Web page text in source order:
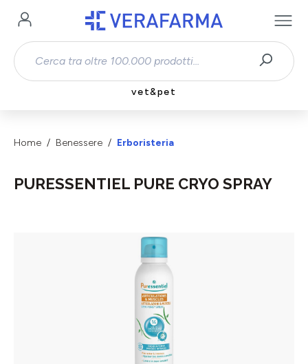
Passa al contenuto principale
vet&pet
Home Benessere Erboristeria
PURESSENTIEL PURE CRYO SPRAY